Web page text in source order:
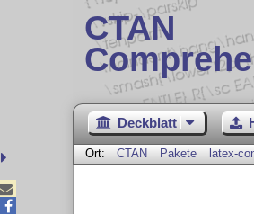
CTAN
Deckblatt
Ort: CTAN Pakete latex-
